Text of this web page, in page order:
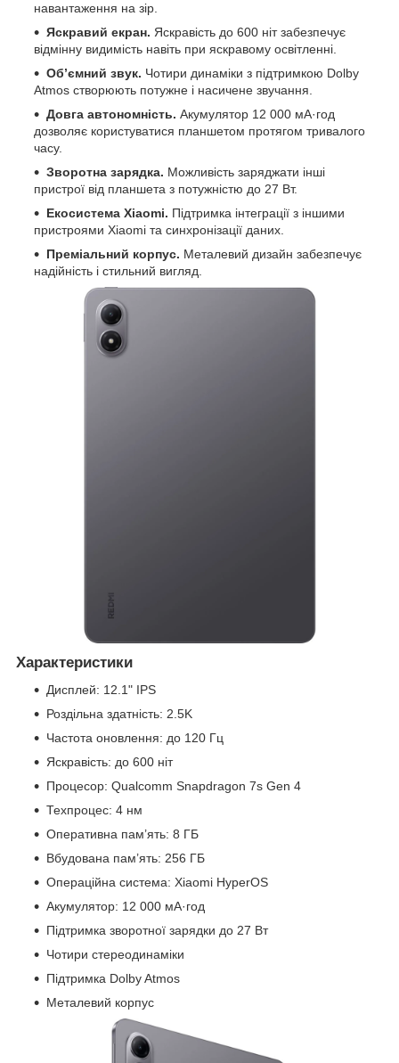
навантаження на зір.
Яскравий екран. Яскравість до 600 ніт забезпечує
відмінну видимість навіть при яскравому освітленні.
Об’ємний звук. Чотири динаміки з підтримкою Dolby
Atmos створюють потужне і насичене звучання.
Довга автономність. Акумулятор 12 000 мА·год
дозволяє користуватися планшетом протягом тривалого
часу.
Зворотна зарядка. Можливість заряджати інші
пристрої від планшета з потужністю до 27 Вт.
Екосистема Xiaomi. Підтримка інтеграції з іншими
пристроями Xiaomi та синхронізації даних.
Преміальний корпус. Металевий дизайн забезпечує
надійність і стильний вигляд.
Характеристики
Дисплей: 12.1" IPS
Роздільна здатність: 2.5K
Частота оновлення: до 120 Гц
Яскравість: до 600 ніт
Процесор: Qualcomm Snapdragon 7s Gen 4
Техпроцес: 4 нм
Оперативна пам’ять: 8 ГБ
Вбудована пам’ять: 256 ГБ
Операційна система: Xiaomi HyperOS
Акумулятор: 12 000 мА·год
Підтримка зворотної зарядки до 27 Вт
Чотири стереодинаміки
Підтримка Dolby Atmos
Металевий корпус